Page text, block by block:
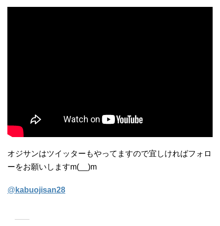
オジサンはツイッターもやってますので宜しければフォロ
ーをお願いしますm(__)m
@ kabuojisan28